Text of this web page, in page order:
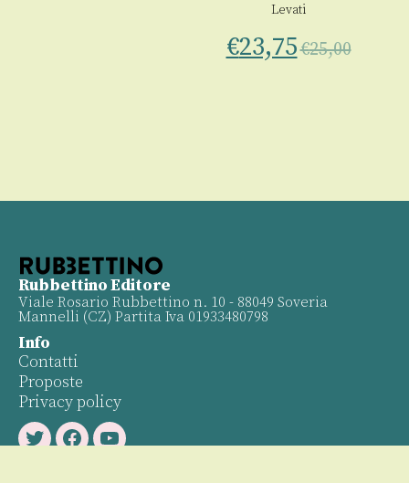
Levati
€23,75€25,00
Rubbettino Editore
Viale Rosario Rubbettino n. 10 - 88049 Soveria
Mannelli (CZ) Partita Iva 01933480798
Info
Contatti
Proposte
Privacy policy
TwitterFacebookYoutube